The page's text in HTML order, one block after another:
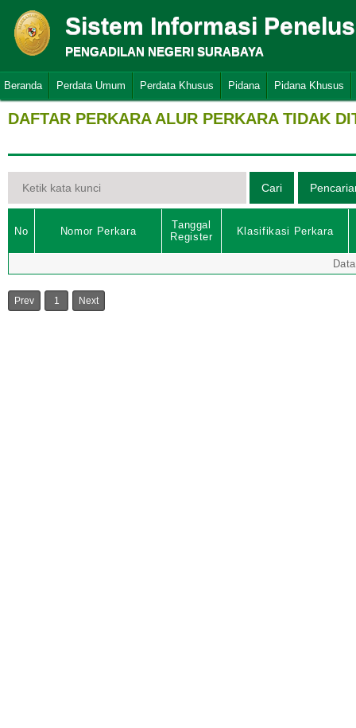
Sistem Informasi
PENGADILAN NEGERI SURABAYA
Beranda Perdata Umum Perdata Khusus Pidana Pidana Khusus
DAFTAR PERKARA ALUR PERKARA TIDAK
No Nomor Perkara
Tanggal
Register
Klasifikasi Perkara
Prev 1 Next